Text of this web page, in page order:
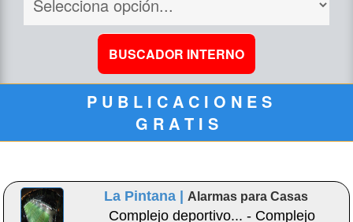
P U B L I C A C I O N E S
G R A T I S
La Pintana |Alarmas para Casas
Complejo deportivo... - Complejo